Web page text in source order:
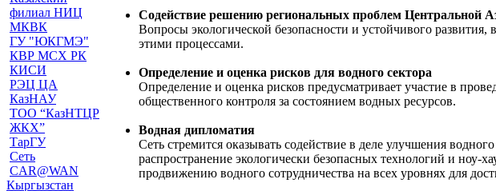
филиал НИЦ
МКВК
ГУ "ЮКГМЭ"
КВР МСХ РК
КИСИ
РЭЦ ЦА
КазНАУ
ТОО “КазНТЦР
ЖКХ”
ТарГУ
Сеть
CAR@WAN
Кыргызстан
Содействие решению региональных проблем Центральной
Вопросы экологической безопасности и устойчивого
этими процессами.
Определение и оценка рисков для водного сектора
Определение и оценка рисков предусматривает участие в
общественного контроля за состоянием водных ресурсов.
Водная дипломатия
Сеть стремится оказывать содействие в деле улучшения
распространение экологически безопасных технологий и ноу-
продвижению водного сотрудничества на всех уровнях для